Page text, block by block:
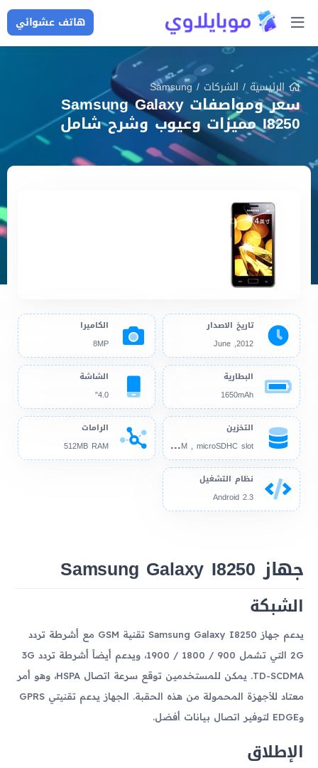
هاتف عشوائي
الرئيسية/ الشركات /
Samsung
سعر ومواصفات Samsung Galaxy
I8250 مميزات وعيوب وشرح شامل
تاريخ الاصدار
2012, June
الكاميرا
8MP
البطارية
1650mAh
الشاشة
4.0"
التخزين
4GB
512MB RAM , microSDHC slot
الرامات
512MB RAM
نظام التشغيل
Android 2.3
جهاز Samsung Galaxy I8250
الشبكة
يدعم جهاز Samsung Galaxy I8250 تقنية GSM مع أشرطة تردد
2G التي تشمل 900 / 1800 / 1900، ويدعم أيضاً أشرطة تردد 3G
TD-SCDMA. يمكن للمستخدمين توقع سرعة اتصال HSPA، وهو أمر
معتاد للأجهزة المحمولة من هذه الحقبة. الجهاز يدعم تقنيتي GPRS
وEDGE لتوفير اتصال بيانات أفضل.
الإطلاق